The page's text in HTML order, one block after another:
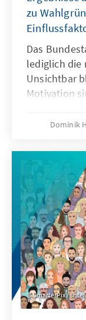
zu
Das
lediglich die
Unsichtbar
Motivation
Welche
alternative
Lagern
welche
Rolle im
die
Dominik
SmarterPix /